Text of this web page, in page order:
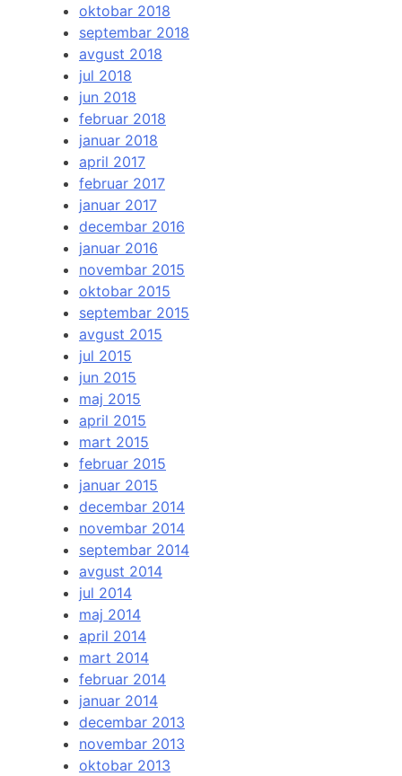
oktobar 2018
septembar 2018
avgust 2018
jul 2018
jun 2018
februar 2018
januar 2018
april 2017
februar 2017
januar 2017
decembar 2016
januar 2016
novembar 2015
oktobar 2015
septembar 2015
avgust 2015
jul 2015
jun 2015
maj 2015
april 2015
mart 2015
februar 2015
januar 2015
decembar 2014
novembar 2014
septembar 2014
avgust 2014
jul 2014
maj 2014
april 2014
mart 2014
februar 2014
januar 2014
decembar 2013
novembar 2013
oktobar 2013